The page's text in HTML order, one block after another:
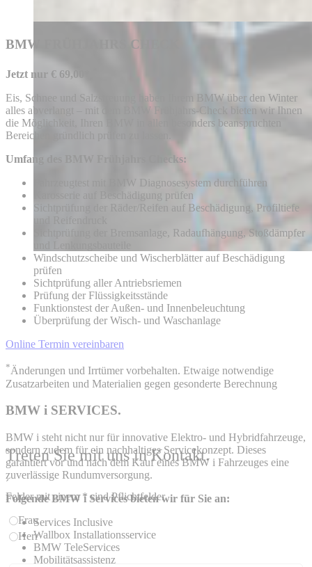
BMW FRÜHJAHRS CHECK
Jetzt nur € 69,00*
Eis, Schnee und Salzstreuung haben Ihrem BMW über den Winter
alles abverlangt – mit dem BMW Frühjahrs-Check bieten wir Ihnen
die Möglichkeit, Ihren BMW in allen besonders beanspruchten
Bereichen gründlich prüfen zu lassen.
Umfang des BMW Frühjahrs Checks:
Fahrzeugtest mit BMW Diagnosesystem durchführen
Karosserie auf Beschädigung prüfen
Sichtprüfung der Räder/Reifen auf Beschädigung, Profiltiefe
Sichtprüfung der Bremsanlage, Radaufhängung, Stoßdämpfer
Windschutzscheibe und Wischerblätter auf Beschädigung
prüfen
Sichtprüfung aller Antriebsriemen
Prüfung der Flüssigkeitsstände
Funktionstest der Außen- und Innenbeleuchtung
Überprüfung der Wisch- und Waschanlage
Online Termin vereinbaren
*Änderungen und Irrtümer vorbehalten. Etwaige notwendige
Zusatzarbeiten und Materialien gegen gesonderte Berechnung
BMW i SERVICES.
BMW i steht nicht nur für innovative Elektro- und Hybridfahrzeuge,
sondern zudem für ein nachhaltiges Servicekonzept. Dieses
garantiert vor und nach dem Kauf eines BMW i Fahrzeuges eine
zuverlässige Rundumversorgung.
Folgende BMW i Services bieten wir für Sie an:
Services Inclusive
Wallbox Installationsservice
BMW TeleServices
Mobilitätsassistenz
Treten Sie mit uns in Kontakt.
´
Felder mit einem * sind Pflichtfelder
Frau
Herr